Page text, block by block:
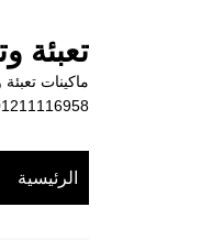
تعبئة
الرئيسية